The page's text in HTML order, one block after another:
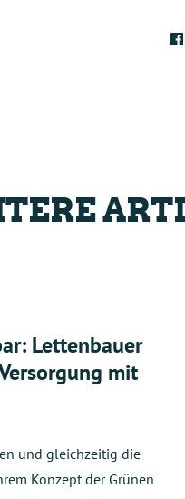
Lettenbauer
mit
und gleichzeitig die
Konzept der Grünen